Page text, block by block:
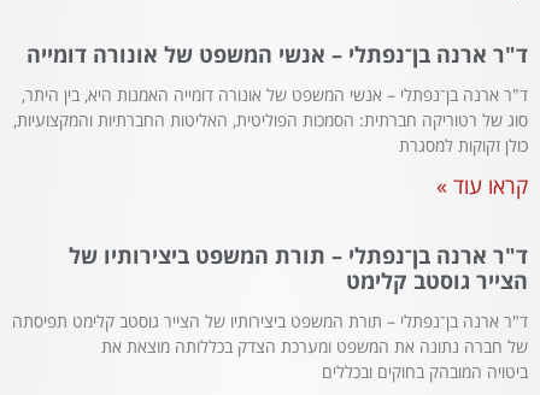
ד"ר ארנה בן־נפתלי – אנשי המשפט של אונורה דומייה
ד"ר ארנה בן־נפתלי – אנשי המשפט של אונורה דומייה האמנות היא, בין היתר,
סוג של רטוריקה חברתית: הסמכות הפוליטית, האליטות החברתיות והמקצועיות,
כולן זקוקות למסגרת
קראו עוד »
ד"ר ארנה בן־נפתלי – תורת המשפט ביצירותיו של
הצייר גוסטב קלימט
ד"ר ארנה בן־נפתלי – תורת המשפט ביצירותיו של הצייר גוסטב קלימט תפיסתה
של חברה נתונה את המשפט ומערכת הצדק בכללותה מוצאת את
ביטויה המובהק בחוקים ובכללים